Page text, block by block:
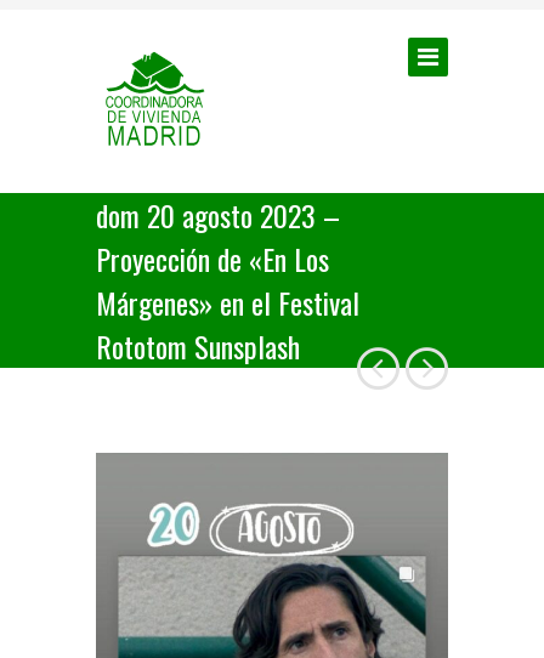
dom 20 agosto 2023 –
Proyección de «En Los
Márgenes» en el Festival
Rototom Sunsplash